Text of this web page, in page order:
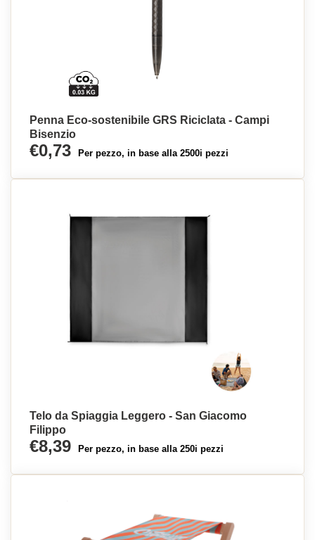
Penna Eco-sostenibile GRS Riciclata - Campi
Bisenzio
€0,73 Per pezzo, in base alla 2500i pezzi
Telo da Spiaggia Leggero - San Giacomo
Filippo
€8,39 Per pezzo, in base alla 250i pezzi